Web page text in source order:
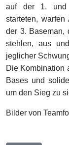
auf der 1. und
starteten, warfen
der 3. Baseman,
stehlen, aus
jeglicher
Die Kombination
Bases und
um den Sieg zu
Bilder von